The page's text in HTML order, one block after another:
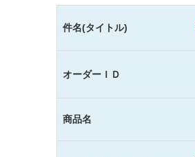
件名(タイトル)
オーダーＩＤ
商品名